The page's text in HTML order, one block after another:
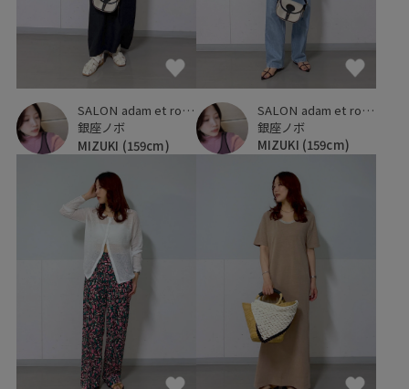
SALON adam et ropé
銀座ノボ
MIZUKI (159cm)
SALON adam et ropé
銀座ノボ
MIZUKI (159cm)